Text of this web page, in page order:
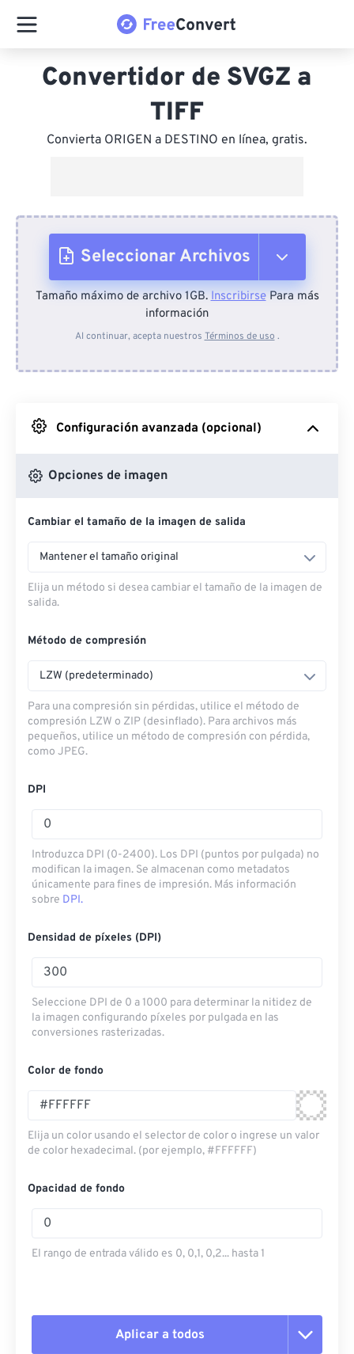
Convertidor de SVGZ a
TIFF
Convierta ORIGEN a DESTINO en línea, gratis.
Seleccionar Archivos
Desde el dispositivo
Desde Google Drive
Desde OneDrive
Desde URL
Tamaño máximo de archivo 1GB.InscribirsePara más
información
Al continuar, acepta nuestros Términos de uso .
Configuración avanzada (opcional)
Opciones de imagen
Cambiar el tamaño de la imagen de salida
Mantener el tamaño original
Elija un método si desea cambiar el tamaño de la imagen de
salida.
Método de compresión
LZW (predeterminado)
Para una compresión sin pérdidas, utilice el método de
compresión LZW o ZIP (desinflado). Para archivos más
pequeños, utilice un método de compresión con pérdida,
como JPEG.
DPI
Introduzca DPI (0-2400). Los DPI (puntos por pulgada) no
modifican la imagen. Se almacenan como metadatos
únicamente para fines de impresión. Más información
sobre DPI.
Densidad de píxeles (DPI)
Seleccione DPI de 0 a 1000 para determinar la nitidez de
la imagen configurando píxeles por pulgada en las
conversiones rasterizadas.
Color de fondo
Elija un color usando el selector de color o ingrese un valor
de color hexadecimal. (por ejemplo, #FFFFFF)
Opacidad de fondo
El rango de entrada válido es 0, 0,1, 0,2... hasta 1
Aplicar a todos